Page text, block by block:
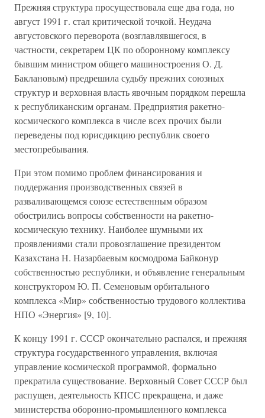
Прежняя структура просуществовала еще два года, но
август 1991 г. стал критической точкой. Неудача
августовского переворота (возглавлявшегося, в
частности, секретарем ЦК по оборонному комплексу
бывшим министром общего машиностроения О. Д.
Баклановым) предрешила судьбу прежних союзных
структур и верховная власть явочным порядком перешла
к республиканским органам. Предприятия ракетно-
космического комплекса в числе всех прочих были
переведены под юрисдикцию республик своего
местопребывания.
При этом помимо проблем финансирования и
поддержания производственных связей в
разваливающемся союзе естественным образом
обострились вопросы собственности на ракетно-
космическую технику. Наиболее шумными их
проявлениями стали провозглашение президентом
Казахстана Н. Назарбаевым космодрома Байконур
собственностью республики, и объявление генеральным
конструктором Ю. П. Семеновым орбитального
комплекса «Мир» собственностью трудового коллектива
НПО «Энергия» [9, 10].
К концу 1991 г. СССР окончательно распался, и прежняя
структура государственного управления, включая
управление космической программой, формально
прекратила существование. Верховный Совет СССР был
распущен, деятельность КПСС прекращена, и даже
министерства оборонно-промышленного комплекса